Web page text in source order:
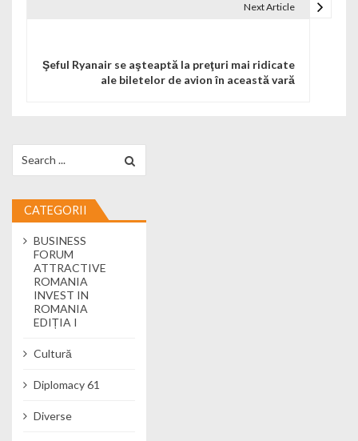
Next Article
Şeful Ryanair se aşteaptă la preţuri mai ridicate
ale biletelor de avion în această vară
CATEGORII
BUSINESS
FORUM
ATTRACTIVE
ROMANIA
INVEST IN
ROMANIA
EDIȚIA I
Cultură
Diplomacy 61
Diverse